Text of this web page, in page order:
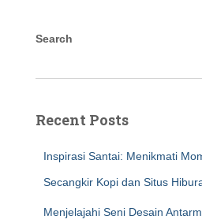
Search
Recent Posts
Inspirasi Santai: Menikmati
Secangkir Kopi dan Situs
Menjelajahi Seni Desain